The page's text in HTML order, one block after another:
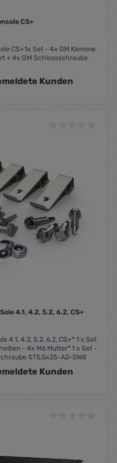
CS+
CS+1x Set - 4x GM Klemme
+ 4x GM Schlossschraube
Kunden
4.1, 4.2, 5.2, 6.2, CS+
4.1, 4.2, 5.2, 6.2, CS+* 1 x Set
- 4x M6 Mutter* 1 x Set -
ST5,5x25-A2-SW8
Kunden